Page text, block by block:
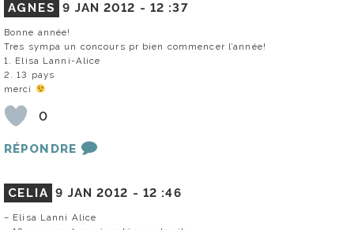
AGNES 9 JAN 2012 - 12 :37
Bonne année!
Tres sympa un concours pr bien commencer l’année!
1. Elisa Lanni-Alice
2. 13 pays
merci
0
RÉPONDRE
CELIA 9 JAN 2012 - 12 :46
– Elisa Lanni Alice